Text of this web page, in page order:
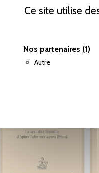
Ce site utilise
Nos partenaires (1)
Autre